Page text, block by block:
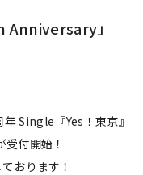
Anniversary」
Single『Yes！東京』
付開始！
おります！